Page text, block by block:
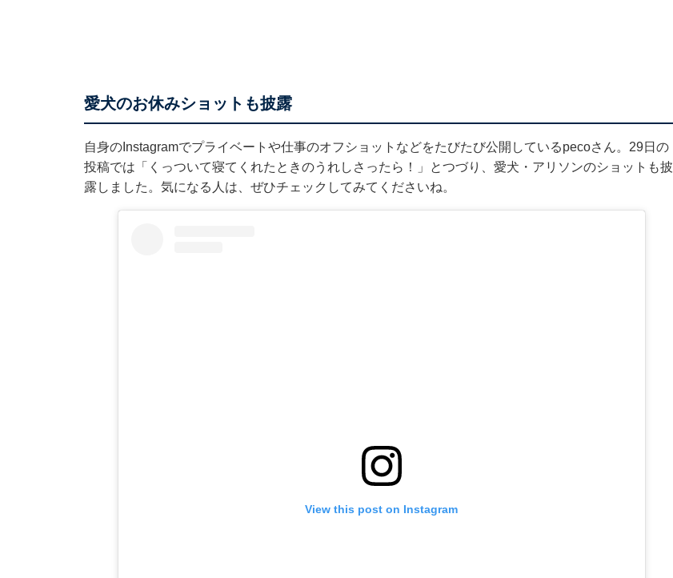
愛犬のお休みショットも披露
自身のInstagramでプライベートや仕事のオフショットなどをたびたび公開しているpecoさん。29日の
投稿では「くっついて寝てくれたときのうれしさったら！」とつづり、愛犬・アリソンのショットも披
露しました。気になる人は、ぜひチェックしてみてくださいね。
View this post on Instagram